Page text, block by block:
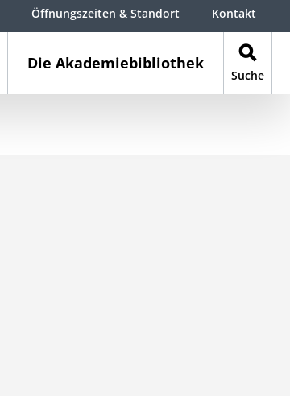
Die Akademiebibliothek
Suche
Öffnungszeiten & Standort Kontakt